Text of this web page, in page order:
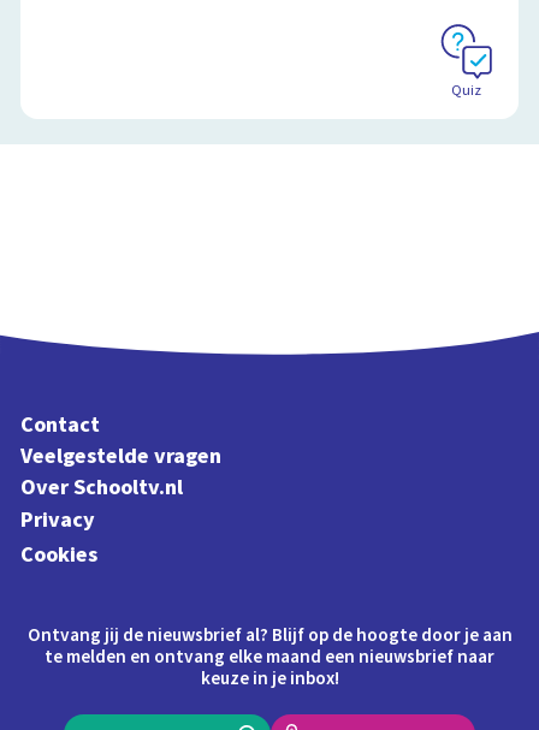
Quiz
Contact
Veelgestelde vragen
Over Schooltv.nl
Privacy
Cookies
Ontvang jij de nieuwsbrief al? Blijf op de hoogte door je aan
te melden en ontvang elke maand een nieuwsbrief naar
keuze in je inbox!